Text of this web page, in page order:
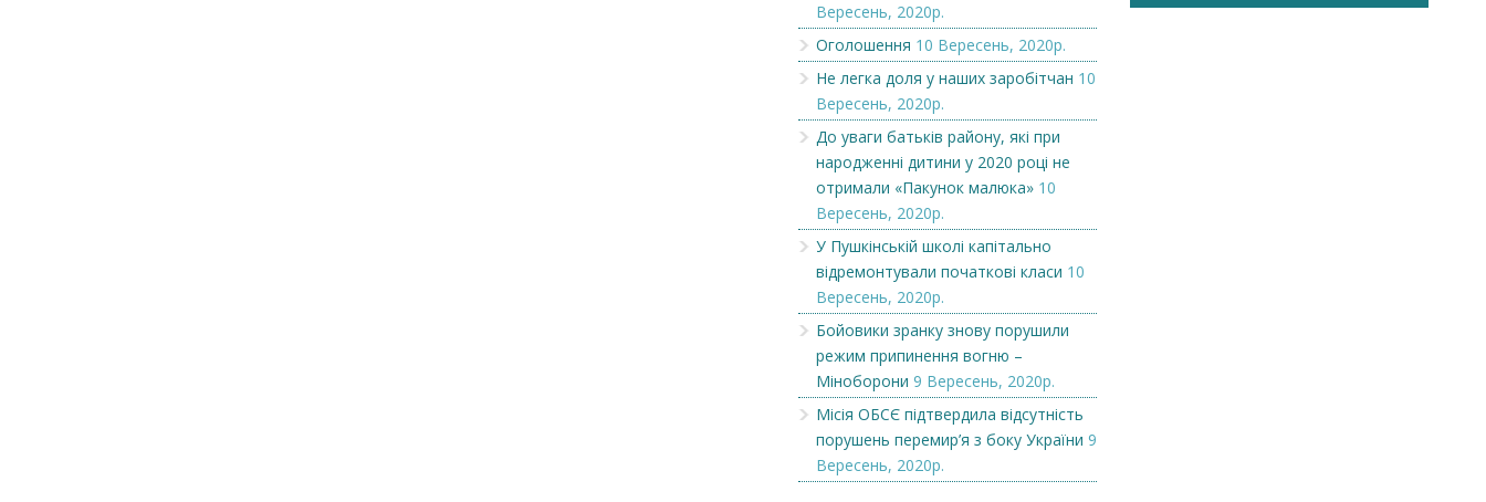
Вересень, 2020р.
Оголошення 10 Вересень, 2020р.
Не легка доля у наших заробітчан 10
Вересень, 2020р.
До уваги батьків району, які при
народженні дитини у 2020 році не
отримали «Пакунок малюка» 10
Вересень, 2020р.
У Пушкінській школі капітально
відремонтували початкові класи 10
Вересень, 2020р.
Бойовики зранку знову порушили
режим припинення вогню –
Міноборони 9 Вересень, 2020р.
Місія ОБСЄ підтвердила відсутність
порушень перемир’я з боку України 9
Вересень, 2020р.